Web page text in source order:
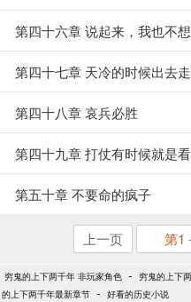
第四十六章 说起来，我也不
第四十七章 天冷的时候出去
第四十八章 哀兵必胜
第四十九章 打仗有时候就是
第五十章 不要命的疯子
上一页 第1
穷鬼的上下两千年 非玩家角色 - 穷鬼的上下
的上下两千年最新章节 - 好看的历史小说